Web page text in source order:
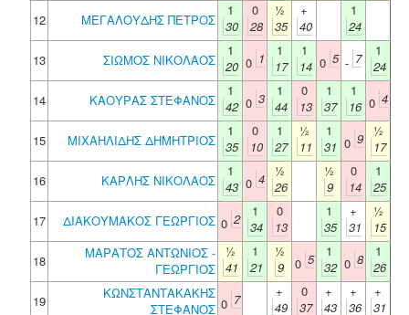
12
ΜΕΓΑΛΟΥΔΗΣ ΠΕΤΡΟΣ
1
30
0
28
½
35
+
40
1
24
13
ΣΙΩΜΟΣ ΝΙΚΟΛΑΟΣ
1
20 0 1
1
17
1
14 0 5 - 7
1
24
14
ΚΑΟΥΡΑΣ ΣΤΕΦΑΝΟΣ
1
42 0 3
1
44
0
13
1
37
1
16 0 4
15 ΜΙΧΑΗΛΙΔΗΣ ΔΗΜΗΤΡΙΟΣ
1
35
0
10
1
27
½
11
1
31 0 9
½
17
16
ΚΑΡΛΗΣ ΝΙΚΟΛΑΟΣ
1
43 0 4
½
26
½
9
0
14
1
25
17
ΔΙΑΚΟΥΜΑΚΟΣ ΓΕΩΡΓΙΟΣ 0 2
1
34
0
13
1
35
+
31
½
15
18
ΜΑΡΑΤΟΣ ΑΝΤΩΝΙΟΣ -
ΓΕΩΡΓΙΟΣ
½
41
1
21
½
9
0 5
1
32 0 8
1
26
19
ΚΩΝΣΤΑΝΤΑΚΑΚΗΣ
ΣΤΕΦΑΝΟΣ 0 7
+
49
0
37
+
43
+
36
+
31